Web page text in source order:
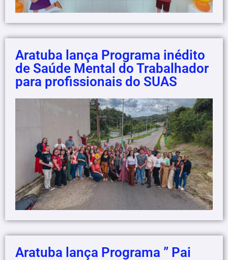
Aratuba lança Programa inédito
de Saúde Mental do Trabalhador
para profissionais do SUAS
Aratuba lança Programa ” Pai